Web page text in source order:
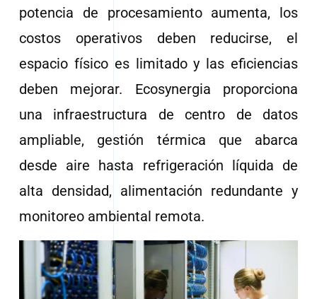
potencia de procesamiento aumenta, los
costos operativos deben reducirse, el
espacio físico es limitado y las eficiencias
deben mejorar. Ecosynergia proporciona
una infraestructura de centro de datos
ampliable, gestión térmica que abarca
desde aire hasta refrigeración líquida de
alta densidad, alimentación redundante y
monitoreo ambiental remota.